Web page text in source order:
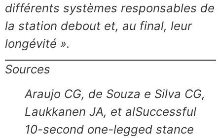
différents systèmes responsables de
la station debout et, au final, leur
longévité ».
Sources
Araujo CG, de Souza e Silva CG,
Laukkanen JA, et alSuccessful
10-second one-legged stance